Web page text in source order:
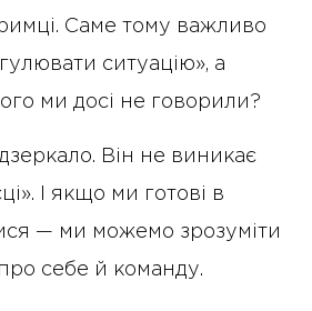
Саме тому важливо
ситуацію», а
ми досі не говорили?
Він не виникає
І якщо ми готові в
— ми можемо зрозуміти
себе й команду.